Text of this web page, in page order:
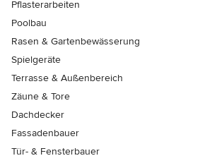
Pflasterarbeiten
Poolbau
Rasen & Gartenbewässerung
Spielgeräte
Terrasse & Außenbereich
Zäune & Tore
Dachdecker
Fassadenbauer
Tür- & Fensterbauer